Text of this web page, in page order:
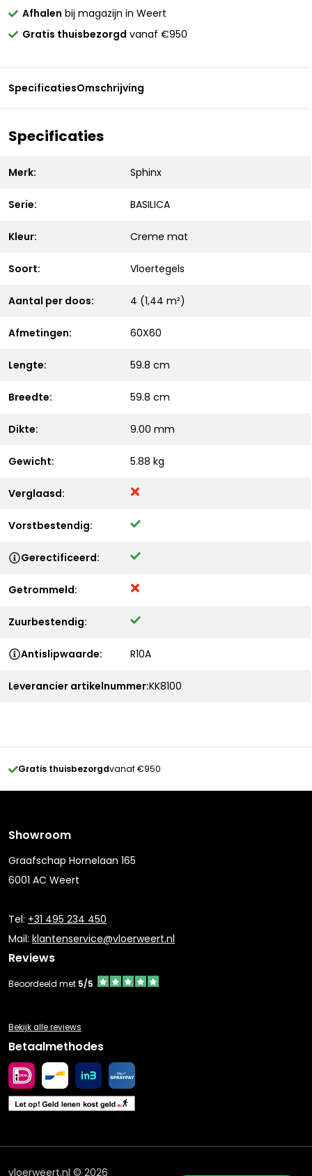
Afhalen bij magazijn in Weert
Gratis thuisbezorgd vanaf €950
SpecificatiesOmschrijving
Specificaties
Merk: Sphinx
Serie: BASILICA
Kleur: Creme mat
Soort: Vloertegels
Aantal per doos: 4 (1,44 m²)
Afmetingen: 60X60
Lengte: 59.8 cm
Breedte: 59.8 cm
Dikte: 9.00 mm
Gewicht: 5.88 kg
Verglaasd:
Vorstbestendig:
Gerectificeerd:
Getrommeld:
Zuurbestendig:
Antislipwaarde: R10A
Leverancier artikelnummer:KK8100
Gratis thuisbezorgdvanaf €950
Showroom
Graafschap Hornelaan 165
6001 AC Weert
Tel: +31 495 234 450
Mail: klantenservice@vloerweert.nl
Reviews
Beoordeeld met 5/5
Bekijk alle reviews
Betaalmethodes
vloerweert.nl © 2026